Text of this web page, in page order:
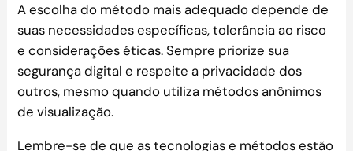
A escolha do método mais adequado depende de
suas necessidades específicas, tolerância ao risco
e considerações éticas. Sempre priorize sua
segurança digital e respeite a privacidade dos
outros, mesmo quando utiliza métodos anônimos
de visualização.
Lembre-se de que as tecnologias e métodos estão